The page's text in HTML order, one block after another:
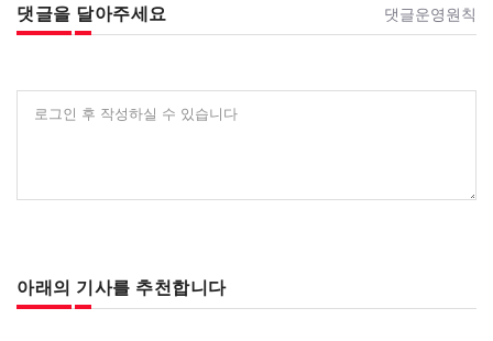
댓글을 달아주세요 댓글운영원칙
로그인 후 작성하실 수 있습니다
아래의 기사를 추천합니다